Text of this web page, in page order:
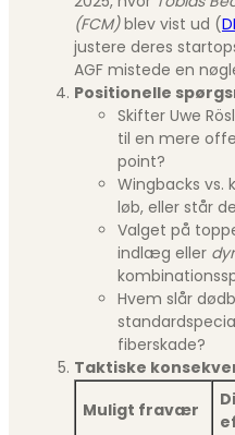
(FCM)blev vist ud (
justere deres
AGF mistede en
Positionelle
Skifter Uwe
til en mere
point?
Wingbacks vs.
løb, eller står
Valget på
indlæg eller
Hvem slår
fiberskade?
Taktiske
Muligt fravær